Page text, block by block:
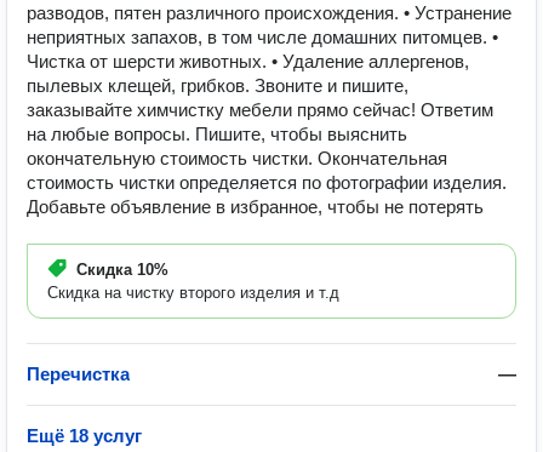
разводов, пятен различного происхождения. • Устранение
неприятных запахов, в том числе домашних питомцев. •
Чистка от шерсти животных. • Удаление аллергенов,
пылевых клещей, грибков. Звоните и пишите,
заказывайте химчистку мебели прямо сейчас! Ответим
на любые вопросы. Пишите, чтобы выяснить
окончательную стоимость чистки. Окончательная
стоимость чистки определяется по фотографии изделия.
Добавьте объявление в избранное, чтобы не потерять
Скидка 10%
Скидка на чистку второго изделия и т.д
Перечистка —
Ещё 18 услуг